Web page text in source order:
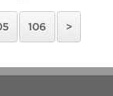
106 >